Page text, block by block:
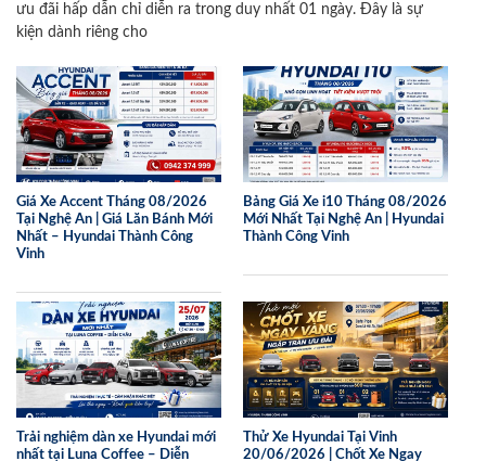
ưu đãi hấp dẫn chỉ diễn ra trong duy nhất 01 ngày. Đây là sự
kiện dành riêng cho
Giá Xe Accent Tháng 08/2026
Tại Nghệ An | Giá Lăn Bánh Mới
Nhất – Hyundai Thành Công
Vinh
Bảng Giá Xe i10 Tháng 08/2026
Mới Nhất Tại Nghệ An | Hyundai
Thành Công Vinh
Trải nghiệm dàn xe Hyundai mới
nhất tại Luna Coffee – Diễn
Thử Xe Hyundai Tại Vinh
20/06/2026 | Chốt Xe Ngay